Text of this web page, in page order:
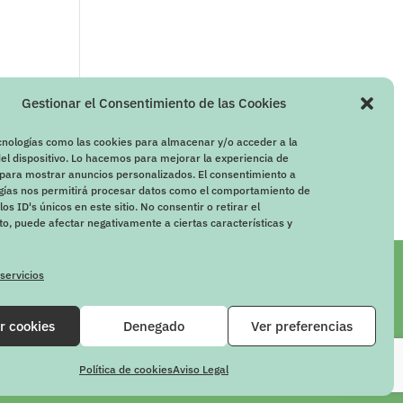
Gestionar el Consentimiento de las Cookies
como las cookies para almacenar y/o acceder a la
dispositivo. Lo hacemos para mejorar la experiencia de
mostrar anuncios personalizados. El consentimiento a
nos permitirá procesar datos como el comportamiento de
ID's únicos en este sitio. No consentir o retirar el
puede afectar negativamente a ciertas características y
cookies Denegado Ver preferencias
Política de cookiesAviso Legal